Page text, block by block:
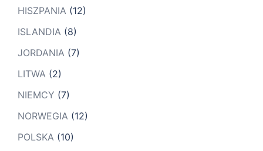
HISZPANIA (12)
ISLANDIA (8)
JORDANIA (7)
LITWA (2)
NIEMCY (7)
NORWEGIA (12)
POLSKA (10)